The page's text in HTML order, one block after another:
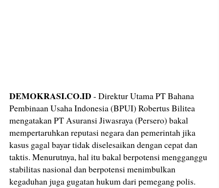
DEMOKRASI.CO.ID - Direktur Utama PT Bahana
Pembinaan Usaha Indonesia (BPUI) Robertus Bilitea
mengatakan PT Asuransi Jiwasraya (Persero) bakal
mempertaruhkan reputasi negara dan pemerintah jika
kasus gagal bayar tidak diselesaikan dengan cepat dan
taktis. Menurutnya, hal itu bakal berpotensi mengganggu
stabilitas nasional dan berpotensi menimbulkan
kegaduhan juga gugatan hukum dari pemegang polis.